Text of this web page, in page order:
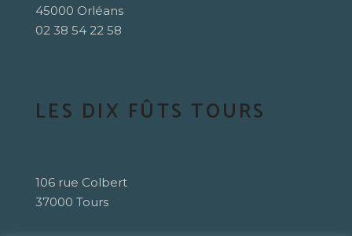
45000 Orléans
02 38 54 22 58
LES DIX FÛTS TOURS
106 rue Colbert
37000 Tours